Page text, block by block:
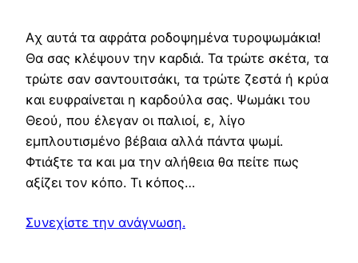
Aχ αυτά τα αφράτα ροδοψημένα τυροψωμάκια!
Θα σας κλέψουν την καρδιά. Τα τρώτε σκέτα, τα
τρώτε σαν σαντουιτσάκι, τα τρώτε ζεστά ή κρύα
και ευφραίνεται η καρδούλα σας. Ψωμάκι του
Θεού, που έλεγαν οι παλιοί, ε, λίγο
εμπλουτισμένο βέβαια αλλά πάντα ψωμί.
Φτιάξτε τα και μα την αλήθεια θα πείτε πως
αξίζει τον κόπο. Τι κόπος…
Συνεχίστε την ανάγνωση.